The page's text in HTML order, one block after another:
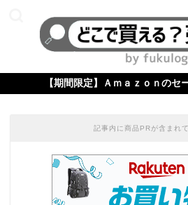
【期間限定】Ａｍａｚｏｎのセ
記事内に商品PRが含まれて